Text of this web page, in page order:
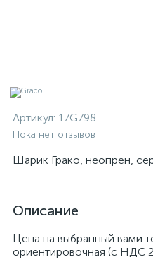
Артикул: 17G798
Пока нет отзывов
Шарик Грако, неопрен,
Описание
Цена на выбранный вами
ориентировочная (с НДС